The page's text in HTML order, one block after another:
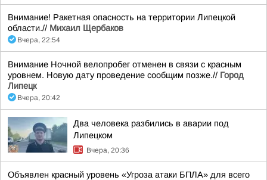
Внимание! Ракетная опасность на территории Липецкой
области.// Михаил Щербаков
Вчера, 22:54
Внимание Ночной велопробег отменен в связи с красным
уровнем. Новую дату проведение сообщим позже.// Город
Липецк
Вчера, 20:42
Два человека разбились в аварии под
Липецком
Вчера, 20:36
Объявлен красный уровень «Угроза атаки БПЛА» для всего